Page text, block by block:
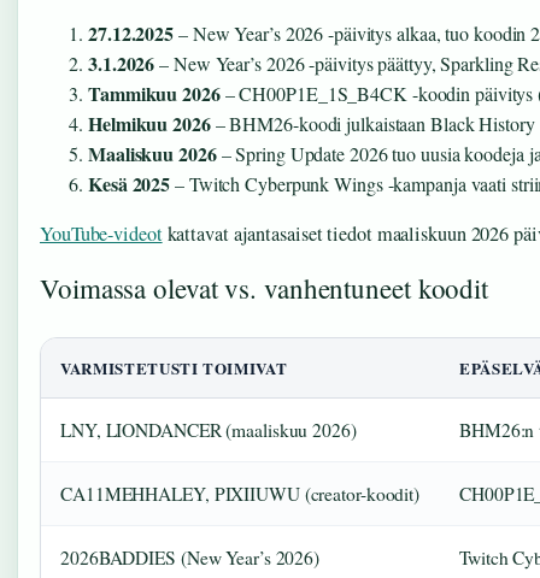
27.12.2025– New Year’s 2026 -päivitys alkaa, tuo
3.1.2026– New Year’s 2026 -päivitys päättyy, Sparkling
Tammikuu 2026– CH00P1E_1S_B4CK -koodin päivitys
Helmikuu 2026– BHM26-koodi julkaistaan Black
Maaliskuu 2026– Spring Update 2026 tuo uusia koodeja
Kesä 2025– Twitch Cyberpunk Wings -kampanja vaati
YouTube-videotkattavat ajantasaiset tiedot maaliskuun 2026
Voimassa olevat vs. vanhentuneet koodit
VARMISTETUSTI TOIMIVAT
LNY, LIONDANCER (maaliskuu 2026) BHM26:n
CA11MEHHALEY, PIXIIUWU (creator-koodit)
2026BADDIES (New Year’s 2026) Twitch